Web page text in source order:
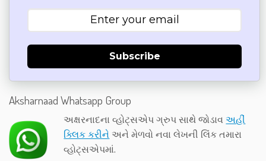
Subscribe
Aksharnaad Whatsapp Group
અક્ષરનાદના વ્હોટ્સએપ ગ્રુપ સાથે જોડાવઅહીં
ક્લિક કરીને અને મેળવો નવા લેખની લિંક તમારા
વ્હોટ્સએપમાં.